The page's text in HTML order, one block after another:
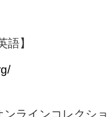
】
ンラインコレクシ